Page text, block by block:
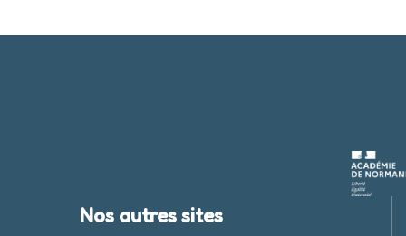
Nos autres sites